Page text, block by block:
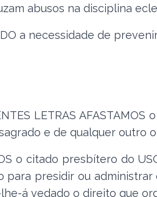
abusos na disciplina
a necessidade de
LETRAS
e de qualquer outro
o citado presbítero do
para presidir ou
lhe-á vedado o direito que